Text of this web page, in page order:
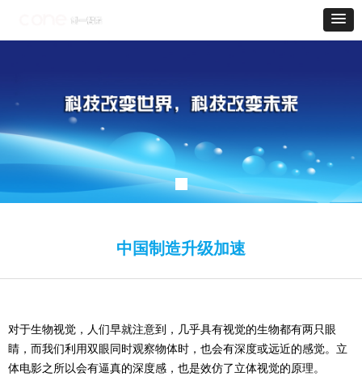
中国制造升级加速
对于生物视觉，人们早就注意到，几乎具有视觉的生物都有两只眼
睛，而我们利用双眼同时观察物体时，也会有深度或远近的感觉。立
体电影之所以会有逼真的深度感，也是效仿了立体视觉的原理。